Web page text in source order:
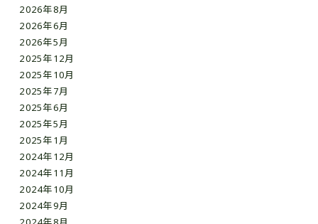
2026年8月
2026年6月
2026年5月
2025年12月
2025年10月
2025年7月
2025年6月
2025年5月
2025年1月
2024年12月
2024年11月
2024年10月
2024年9月